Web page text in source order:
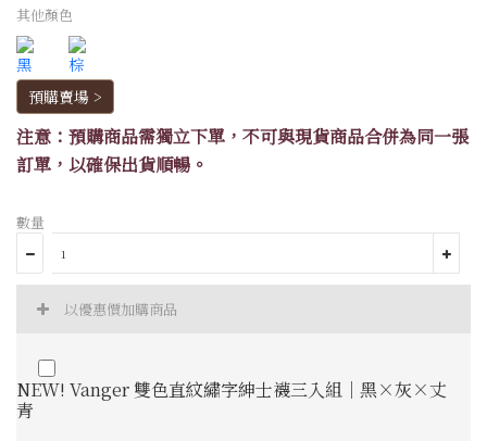
其他顏色
預購賣場 >
注意：預購商品需獨立下單，不可與現貨商品合併為同一張
訂單，以確保出貨順暢。
數量
以優惠價加購商品
NEW! Vanger 雙色直紋繡字紳士襪三入組｜黑×灰×丈
青